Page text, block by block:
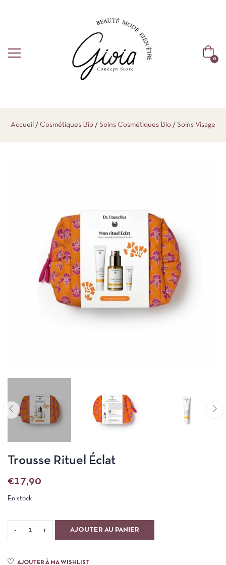
0
Accueil Cosmétiques Bio Soins Cosmétiques Bio Soins Visage
Trousse Rituel Éclat
€17,90
En stock
AJOUTER AU PANIER
AJOUTER À MA WISHLIST